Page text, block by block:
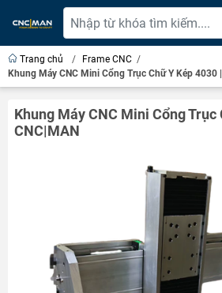
Trang chủ / Frame CNC /
Khung Máy CNC Mini Cổng Trục Chữ Y Kép 4030
Khung Máy CNC Mini Cổng Trục
CNC|MAN